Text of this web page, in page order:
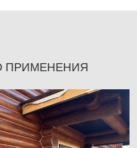
ПРИМЕНЕНИЯ